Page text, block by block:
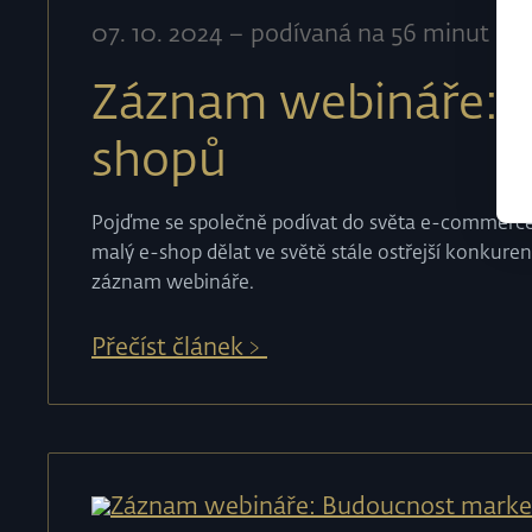
07. 10. 2024 – podívaná na 56 minut
Záznam webináře:
shopů
Pojďme se společně podívat do světa e-
malý e-shop dělat ve světě stále ostřejší
záznam webináře.
Přečíst článek﹥